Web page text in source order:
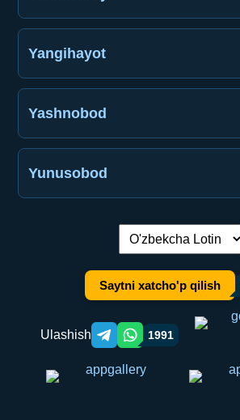
Yangihayot
Yashnobod
Yunusobod
Tilni almashtirish:
Saytni xatcho'p qilish
Ulashish Telegram orqali ulashish
WhatsApp orqali ulashish
1991